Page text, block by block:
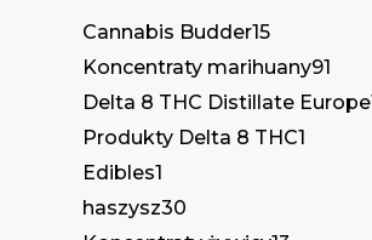
Cannabis Budder15
Koncentraty marihuany91
Delta 8 THC Distillate Europe
Produkty Delta 8 THC1
Edibles1
haszysz30